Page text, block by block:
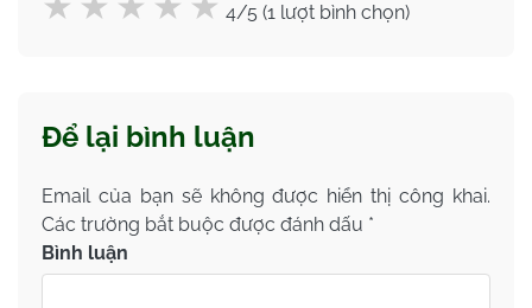
4/5 (1 lượt bình chọn)
Để lại bình luận
Email của bạn sẽ không được hiển thị công khai.
Các trường bắt buộc được đánh dấu *
Bình luận